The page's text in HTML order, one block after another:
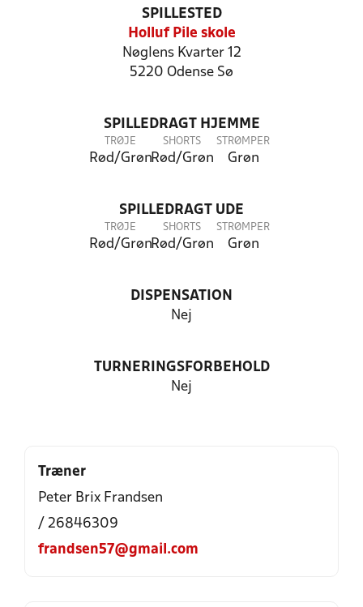
SPILLESTED
Holluf Pile skole
Nøglens Kvarter 12
5220 Odense Sø
SPILLEDRAGT HJEMME
TRØJE
Rød/Grøn
SHORTS
Rød/Grøn
STRØMPER
Grøn
SPILLEDRAGT UDE
TRØJE
Rød/Grøn
SHORTS
Rød/Grøn
STRØMPER
Grøn
DISPENSATION
Nej
TURNERINGSFORBEHOLD
Nej
Træner
Peter Brix Frandsen
/ 26846309
frandsen57@gmail.com